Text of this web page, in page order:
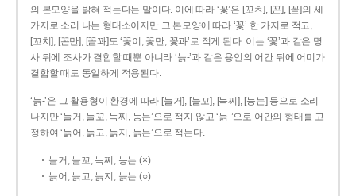
의 본모양을 밝혀 적는다는 말이다. 이에 따라 ‘꽃’은 [꼬ㅊ], [꼰], [꼳]의 세
가지로 소리 나는 형태소이지만 그 본모양에 따라 ‘꽃’ 한 가지로 적고,
[꼬치], [꼰만], [꼳꽈]도 ‘꽃이, 꽃만, 꽃과’로 적게 된다. 이는 ‘꽃’과 같은 명
사 뒤에 조사가 결합할 때뿐 아니라 ‘늙-’과 같은 용언의 어간 뒤에 어미가
결합할 때도 동일하게 적용된다.
‘늙-’은 그 활용형이 환경에 따라 [늘거], [늘꼬], [늑찌], [능는] 등으로 소리
나지만 ‘늘거, 늘꼬, 늑찌, 능는’으로 적지 않고 ‘늙-’으로 어간의 형태를 고
정하여 ‘늙어, 늙고, 늙지, 늙는’으로 적는다.
늘거, 늘꼬, 늑찌, 능는 (×)
늙어, 늙고, 늙지, 늙는 (○)